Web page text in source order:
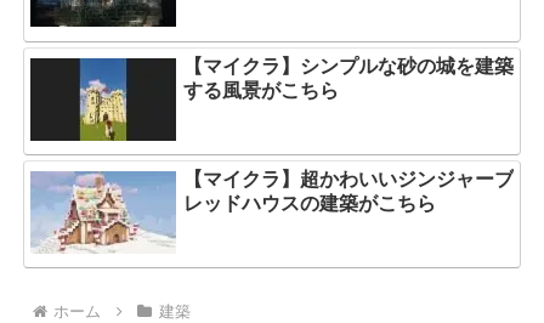
【マイクラ】シンプルな砂の城を建築
する風景がこちら
【マイクラ】超かわいいジンジャーブ
レッドハウスの建築がこちら
ホーム 建築